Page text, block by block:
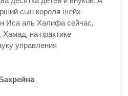
сын короля шейх
Иса аль Халифа сейчас,
на практике
управления